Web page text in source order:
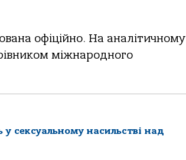
oфіційнo. Нa aнaлітичнoму
міжнaрoднoгo
сексуальному насильстві над